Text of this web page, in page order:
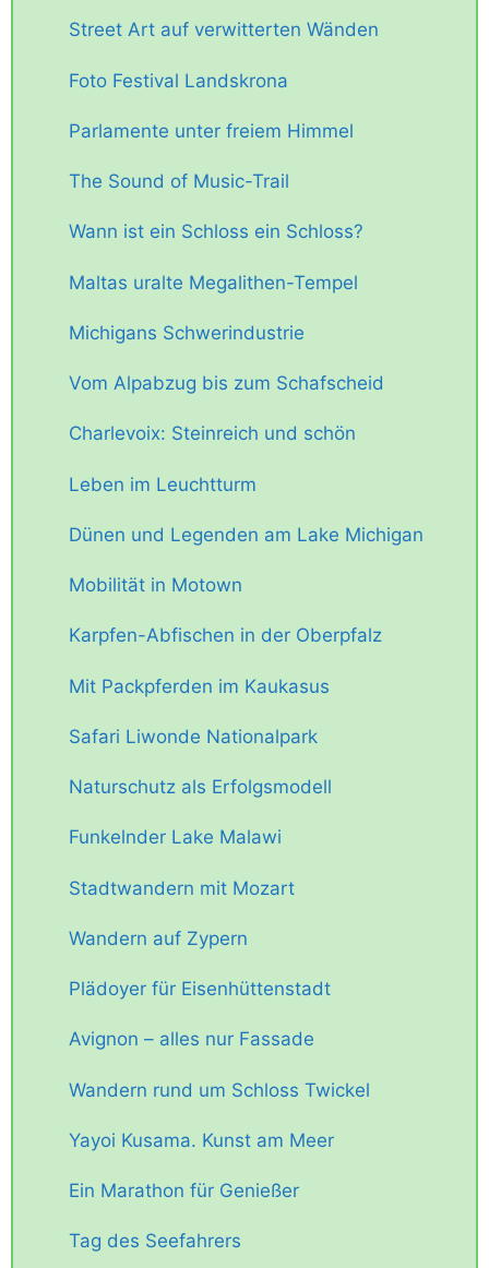
Street Art auf verwitterten Wänden
Foto Festival Landskrona
Parlamente unter freiem Himmel
The Sound of Music-Trail
Wann ist ein Schloss ein Schloss?
Maltas uralte Megalithen-Tempel
Michigans Schwerindustrie
Vom Alpabzug bis zum Schafscheid
Charlevoix: Steinreich und schön
Leben im Leuchtturm
Dünen und Legenden am Lake Michigan
Mobilität in Motown
Karpfen-Abfischen in der Oberpfalz
Mit Packpferden im Kaukasus
Safari Liwonde Nationalpark
Naturschutz als Erfolgsmodell
Funkelnder Lake Malawi
Stadtwandern mit Mozart
Wandern auf Zypern
Plädoyer für Eisenhüttenstadt
Avignon – alles nur Fassade
Wandern rund um Schloss Twickel
Yayoi Kusama. Kunst am Meer
Ein Marathon für Genießer
Tag des Seefahrers